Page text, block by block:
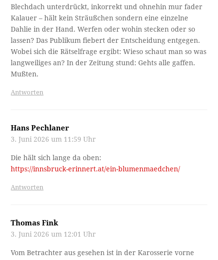
Blechdach unterdrückt, inkorrekt und ohnehin mur fader
Kalauer – hält kein Sträußchen sondern eine einzelne
Dahlie in der Hand. Werfen oder wohin stecken oder so
lassen? Das Publikum fiebert der Entscheidung entgegen.
Wobei sich die Rätselfrage ergibt: Wieso schaut man so was
langweiliges an? In der Zeitung stund: Gehts alle gaffen.
Mußten.
Antworten
Hans Pechlaner
3. Juni 2026 um 11:59 Uhr
Die hält sich lange da oben:
https://innsbruck-erinnert.at/ein-blumenmaedchen/
Antworten
Thomas Fink
3. Juni 2026 um 12:01 Uhr
Vom Betrachter aus gesehen ist in der Karosserie vorne